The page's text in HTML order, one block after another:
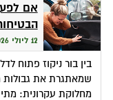
אם
12 ליולי 2026
בין בור ניקוז
שמאתגרת את גבולות
מחלוקת עקרונית: